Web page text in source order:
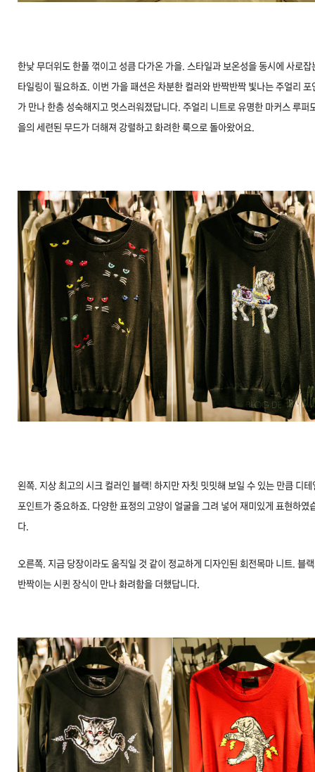
한낮 무더위도 한풀 꺾이고 성큼 다가온 가을. 스타일과 보온성을 동시에 사로잡
타일링이 필요하죠. 이번 가을 패션은 차분한 컬러와 반짝반짝 빛나는 주얼리 포
가 만나 한층 성숙해지고 멋스러워졌답니다. 주얼리 니트로 유명한 마커스 루퍼
을의 세련된 무드가 더해져 강렬하고 화려한 룩으로 돌아왔어요.
왼쪽. 지상 최고의 시크 컬러인 블랙! 하지만 자칫 밋밋해 보일 수 있는 만큼 디테
포인트가 중요하죠. 다양한 표정의 고양이 얼굴을 그려 넣어 재미있게 표현하였
다.
오른쪽. 지금 당장이라도 움직일 것 같이 정교하게 디자인된 회전목마 니트. 블
반짝이는 시퀸 장식이 만나 화려함을 더했답니다.